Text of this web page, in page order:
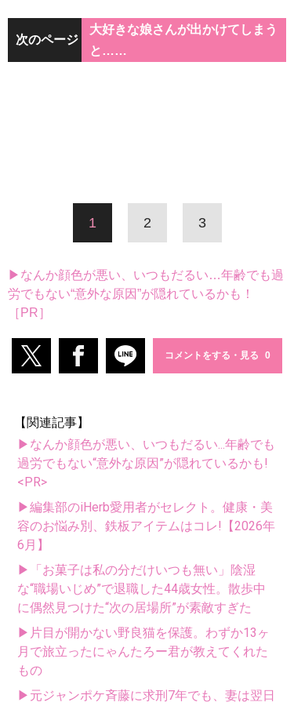
次のページ
大好きな娘さんが出かけてしまう
と……
1 2 3
▶なんか顔色が悪い、いつもだるい…年齢でも過
労でもない“意外な原因”が隠れているかも！
［PR］
コメントをする・見る
【関連記事】
▶なんか顔色が悪い、いつもだるい...年齢でも
過労でもない“意外な原因”が隠れているかも!
<PR>
▶編集部のiHerb愛用者がセレクト。健康・美
容のお悩み別、鉄板アイテムはコレ!【2026年
6月】
▶「お菓子は私の分だけいつも無い」陰湿
な“職場いじめ”で退職した44歳女性。散歩中
に偶然見つけた“次の居場所”が素敵すぎた
▶片目が開かない野良猫を保護。わずか13ヶ
月で旅立ったにゃんたろー君が教えてくれた
もの
▶元ジャンポケ斉藤に求刑7年でも、妻は翌日